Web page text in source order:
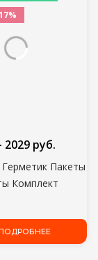
Пакеты
Комплект
2029 руб.